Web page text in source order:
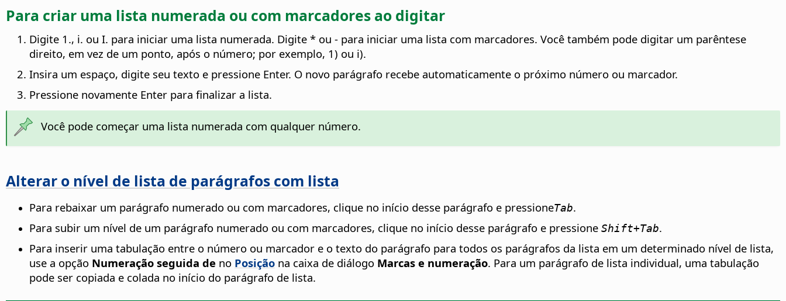
Para criar uma lista numerada ou com marcadores ao digitar
Digite 1., i. ou I. para iniciar uma lista numerada. Digite * ou - para iniciar uma lista com marcadores. Você também pode digitar um parêntese
direito, em vez de um ponto, após o número; por exemplo, 1) ou i).
Insira um espaço, digite seu texto e pressione Enter. O novo parágrafo recebe automaticamente o próximo número ou marcador.
Pressione novamente Enter para finalizar a lista.
Você pode começar uma lista numerada com qualquer número.
Alterar o nível de lista de parágrafos com lista
Para rebaixar um parágrafo numerado ou com marcadores, clique no início desse parágrafo e pressioneTab.
Para subir um nível de um parágrafo numerado ou com marcadores, clique no início desse parágrafo e pressione Shift+Tab.
Para inserir uma tabulação entre o número ou marcador e o texto do parágrafo para todos os parágrafos da lista em um determinado nível de lista,
use a opção Numeração seguida de no Posição na caixa de diálogo Marcas e numeração. Para um parágrafo de lista individual, uma tabulação
pode ser copiada e colada no início do parágrafo de lista.